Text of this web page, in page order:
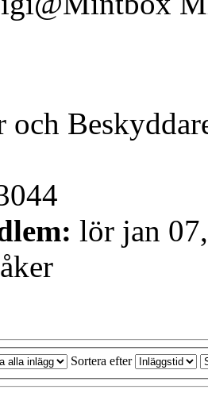
och
lör jan
Sortera efter